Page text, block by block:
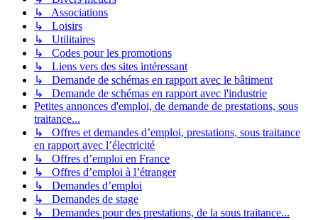
↳ Associations
↳ Loisirs
↳ Utilitaires
↳ Codes pour les promotions
↳ Liens vers des sites intéressant
↳ Demande de schémas en rapport avec le bâtiment
↳ Demande de schémas en rapport avec l'industrie
Petites annonces d'emploi, de demande de prestations, sous
traitance...
↳ Offres et demandes d’emploi, prestations, sous traitance
en rapport avec l’électricité
↳ Offres d’emploi en France
↳ Offres d’emploi à l’étranger
↳ Demandes d’emploi
↳ Demandes de stage
↳ Demandes pour des prestations, de la sous traitance...